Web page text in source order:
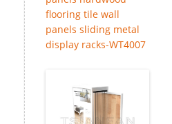
flooring tile wall
panels sliding metal
display racks-WT4007